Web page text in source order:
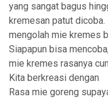
yang sangat bagus
kremesan patut dicoba.
mengolah mie kremes
Siapapun bisa
mie kremes rasanya
Kita berkreasi dengan
Rasa mie goreng